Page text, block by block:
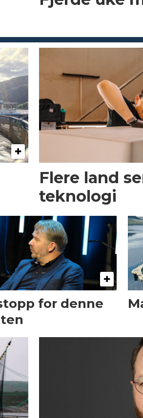
Flere land
teknologi
for denne